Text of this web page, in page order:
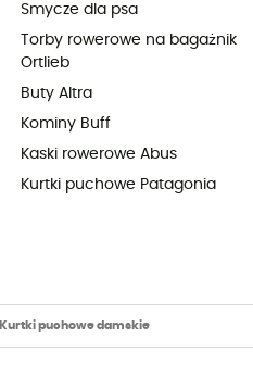
Smycze dla psa
Torby rowerowe na bagażnik
Ortlieb
Buty Altra
Kominy Buff
Kaski rowerowe Abus
Kurtki puchowe Patagonia
Kurtki puchowe damskie